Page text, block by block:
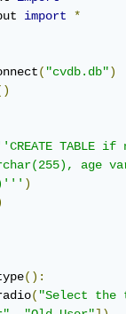
import
*
("cvdb.db")
()
TABLE
age
)
():
("Select the